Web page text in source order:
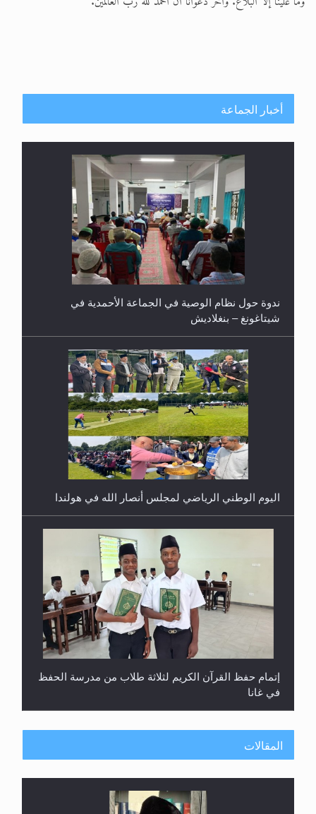
أخبار الجماعة
ندوة حول نظام الوصية في الجماعة الأحمدية في
شيتاغونغ – بنغلاديش
اليوم الوطني الرياضي لمجلس أنصار الله في هولندا
إتمام حفظ القرآن الكريم لثلاثة طلاب من مدرسة الحفظ
في غانا
المقالات